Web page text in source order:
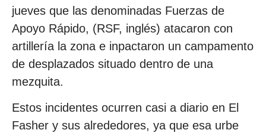
jueves que las denominadas Fuerzas de
Apoyo Rápido, (RSF, inglés) atacaron con
artillería la zona e inpactaron un campamento
de desplazados situado dentro de una
mezquita.
Estos incidentes ocurren casi a diario en El
Fasher y sus alrededores, ya que esa urbe